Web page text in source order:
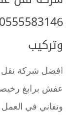
وتركيب
عفش برابغ
وتفاني في